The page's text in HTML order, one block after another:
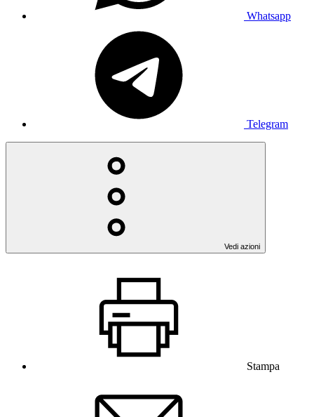
Whatsapp
Telegram
Vedi azioni
Stampa